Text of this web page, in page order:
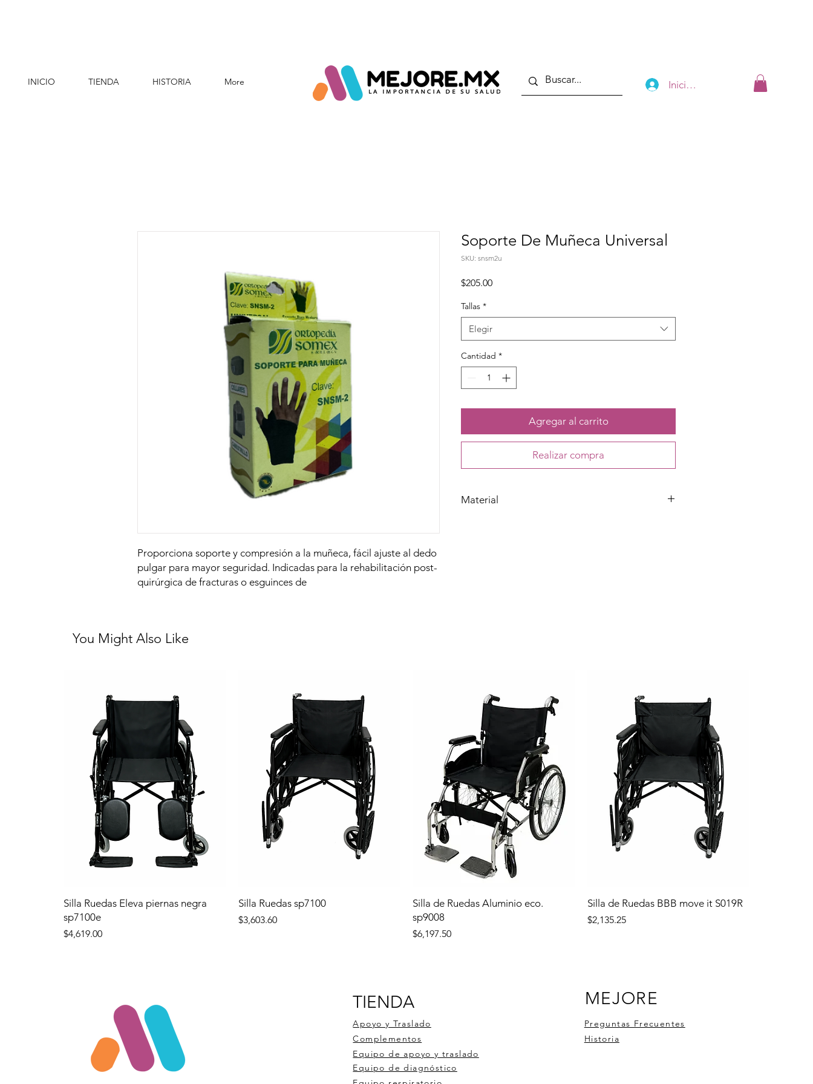
INICIO TIENDA HISTORIA More Iniciar sesión
Proporciona soporte y compresión a la muñeca, fácil ajuste al dedo
pulgar para mayor seguridad. Indicadas para la rehabilitación post-
quirúrgica de fracturas o esguinces de
Soporte De Muñeca Universal
SKU: snsm2u
$205.00Precio
Tallas *
Elegir
Cantidad *
Agregar al carrito
Realizar compra
Material
You Might Also Like
Silla Ruedas Eleva piernas negra
sp7100e
Precio
$4,619.00
Silla Ruedas sp7100
Precio
$3,603.60
Silla de Ruedas Aluminio eco.
sp9008
Precio
$6,197.50
Silla de Ruedas BBB move it S019R
Precio
$2,135.25
TIENDA
Apoyo y Traslado
Complementos
Equipo de apoyo y traslado
Equipo de diagnóstico
MEJORE
Preguntas Frecuentes
Historia